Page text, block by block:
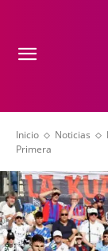
Inicio Noticias
Primera